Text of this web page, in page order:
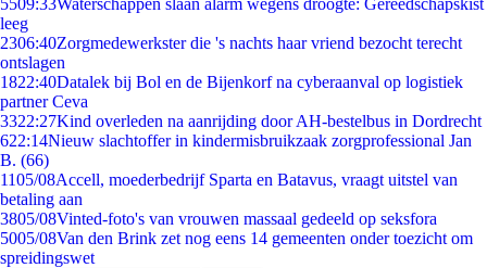
5509:33Waterschappen slaan alarm wegens droogte: Gereedschapskist
leeg
2306:40Zorgmedewerkster die 's nachts haar vriend bezocht terecht
ontslagen
1822:40Datalek bij Bol en de Bijenkorf na cyberaanval op logistiek
partner Ceva
3322:27Kind overleden na aanrijding door AH-bestelbus in Dordrecht
622:14Nieuw slachtoffer in kindermisbruikzaak zorgprofessional Jan
B. (66)
1105/08Accell, moederbedrijf Sparta en Batavus, vraagt uitstel van
betaling aan
3805/08Vinted-foto's van vrouwen massaal gedeeld op seksfora
5005/08Van den Brink zet nog eens 14 gemeenten onder toezicht om
spreidingswet